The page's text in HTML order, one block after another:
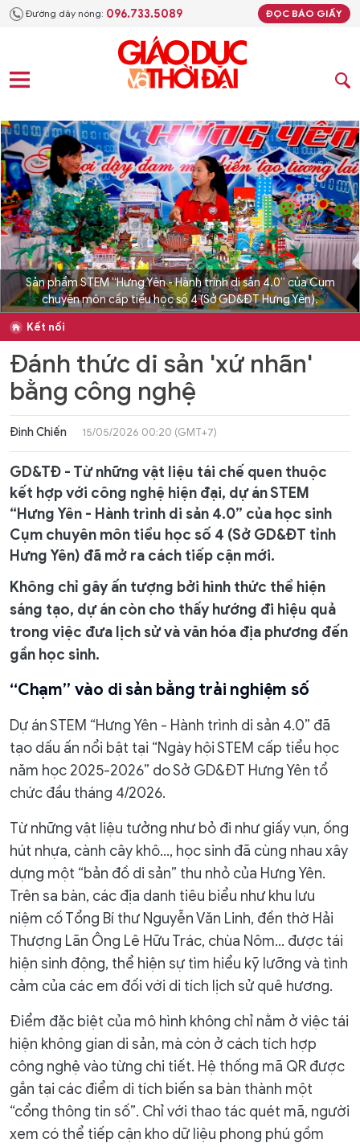
Đường dây nóng: 096.733.5089 ĐỌC BÁO GIẤY
Sản phẩm STEM “Hưng Yên - Hành trình di sản 4.0” của Cụm
chuyên môn cấp tiểu học số 4 (Sở GD&ĐT Hưng Yên).
Kết nối
Đánh thức di sản 'xứ nhãn'
bằng công nghệ
Đinh Chiến 15/05/2026 00:20 (GMT+7)
GD&TĐ - Từ những vật liệu tái chế quen thuộc
kết hợp với công nghệ hiện đại, dự án STEM
“Hưng Yên - Hành trình di sản 4.0” của học sinh
Cụm chuyên môn tiểu học số 4 (Sở GD&ĐT tỉnh
Hưng Yên) đã mở ra cách tiếp cận mới.
Không chỉ gây ấn tượng bởi hình thức thể hiện
sáng tạo, dự án còn cho thấy hướng đi hiệu quả
trong việc đưa lịch sử và văn hóa địa phương đến
gần học sinh.
“Chạm” vào di sản bằng trải nghiệm số
Dự án STEM “Hưng Yên - Hành trình di sản 4.0” đã
tạo dấu ấn nổi bật tại “Ngày hội STEM cấp tiểu học
năm học 2025-2026” do Sở GD&ĐT Hưng Yên tổ
chức đầu tháng 4/2026.
Từ những vật liệu tưởng như bỏ đi như giấy vụn, ống
hút nhựa, cành cây khô…, học sinh đã cùng nhau xây
dựng một “bản đồ di sản” thu nhỏ của Hưng Yên.
Trên sa bàn, các địa danh tiêu biểu như khu lưu
niệm cố Tổng Bí thư Nguyễn Văn Linh, đền thờ Hải
Thượng Lãn Ông Lê Hữu Trác, chùa Nôm… được tái
hiện sinh động, thể hiện sự tìm hiểu kỹ lưỡng và tình
cảm của các em đối với di tích lịch sử quê hương.
Điểm đặc biệt của mô hình không chỉ nằm ở việc tái
hiện không gian di sản, mà còn ở cách tích hợp
công nghệ vào từng chi tiết. Hệ thống mã QR được
gắn tại các điểm di tích biến sa bàn thành một
“cổng thông tin số”. Chỉ với thao tác quét mã, người
xem có thể tiếp cận kho dữ liệu phong phú gồm